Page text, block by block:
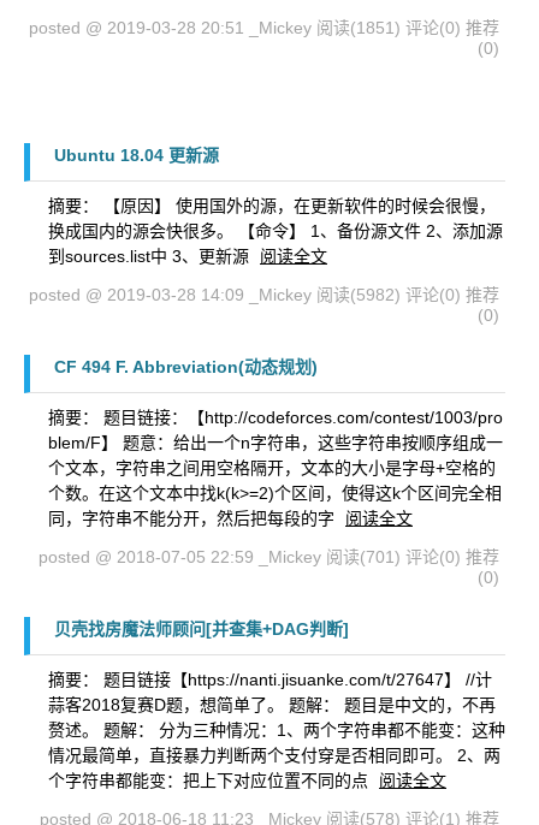
posted @ 2019-03-28 20:51 _Mickey 阅读(1851) 评论(0) 推荐
(0)
Ubuntu 18.04 更新源
摘要： 【原因】 使用国外的源，在更新软件的时候会很慢，
换成国内的源会快很多。 【命令】 1、备份源文件 2、添加源
到sources.list中 3、更新源
阅读全文
posted @ 2019-03-28 14:09 _Mickey 阅读(5982) 评论(0) 推荐
(0)
CF 494 F. Abbreviation(动态规划)
摘要： 题目链接：【http://codeforces.com/contest/1003/pro
blem/F】 题意：给出一个n字符串，这些字符串按顺序组成一
个文本，字符串之间用空格隔开，文本的大小是字母+空格的
个数。在这个文本中找k(k>=2)个区间，使得这k个区间完全相
同，字符串不能分开，然后把每段的字
阅读全文
posted @ 2018-07-05 22:59 _Mickey 阅读(701) 评论(0) 推荐
(0)
贝壳找房魔法师顾问[并查集+DAG判断]
摘要： 题目链接【https://nanti.jisuanke.com/t/27647】 //计
蒜客2018复赛D题，想简单了。 题解： 题目是中文的，不再
赘述。 题解： 分为三种情况：1、两个字符串都不能变：这种
情况最简单，直接暴力判断两个支付穿是否相同即可。 2、两
个字符串都能变：把上下对应位置不同的点
阅读全文
posted @ 2018-06-18 11:23 _Mickey 阅读(578) 评论(1) 推荐